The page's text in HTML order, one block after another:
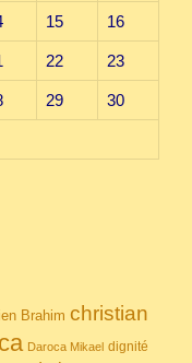
15 16
22 23
29 30
Brahim christian
Daroca Mikael dignité